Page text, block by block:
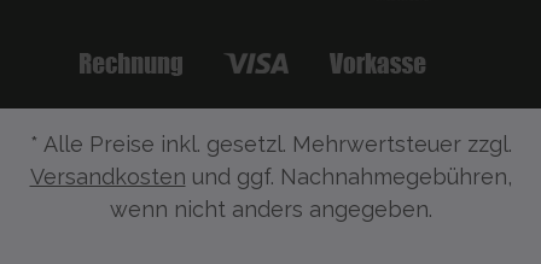
* Alle Preise inkl. gesetzl. Mehrwertsteuer zzgl.
Versandkosten und ggf. Nachnahmegebühren,
wenn nicht anders angegeben.